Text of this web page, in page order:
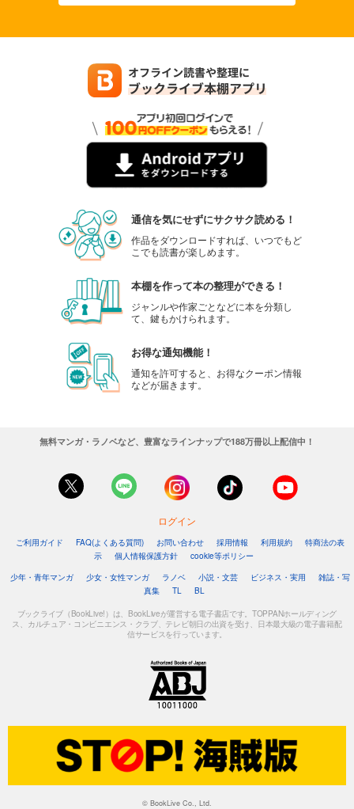
通信を気にせずにサクサク読める！
作品をダウンロードすれば、いつでもど
こでも読書が楽しめます。
本棚を作って本の整理ができる！
ジャンルや作家ごとなどに本を分類し
て、鍵もかけられます。
お得な通知機能！
通知を許可すると、お得なクーポン情報
などが届きます。
無料マンガ・ラノベなど、豊富なラインナップで188万冊以上配信中！
ログイン
ご利用ガイド FAQ(よくある質問) お問い合わせ 採用情報 利用規約
特商法の表
示
個人情報保護方針
cookie等ポリシー
少年・青年マンガ
少女・女性マンガ ラノベ 小説・文芸 ビジネス・実用
雑誌・写
真集
TL BL
ブックライブ（BookLive!）は、BookLiveが運営する電子書店です。TOPPANホールディング
ス、カルチュア・コンビニエンス・クラブ、テレビ朝日の出資を受け、日本最大級の電子書籍配
信サービスを行っています。
© BookLive Co., Ltd.